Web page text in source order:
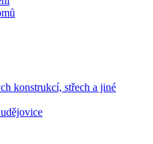
konstrukcí, střech a jiné